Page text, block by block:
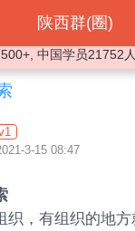
陕西群(圈)
中国学员21752
3-15 08:47
织，有组织的地方